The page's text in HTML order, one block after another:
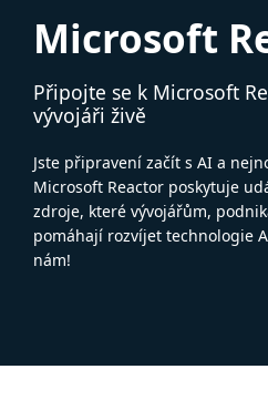
Microsoft
Připojte se k Microsoft
vývojáři živě
Jste připravení začít s AI a
Microsoft Reactor poskytuje
zdroje, které vývojářům,
pomáhají rozvíjet technologie
nám!